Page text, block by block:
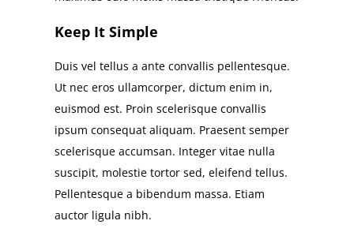
Keep It Simple
Duis vel tellus a ante convallis pellentesque.
Ut nec eros ullamcorper, dictum enim in,
euismod est. Proin scelerisque convallis
ipsum consequat aliquam. Praesent semper
scelerisque accumsan. Integer vitae nulla
suscipit, molestie tortor sed, eleifend tellus.
Pellentesque a bibendum massa. Etiam
auctor ligula nibh.